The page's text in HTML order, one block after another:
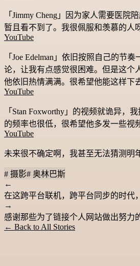
「Jimmy Cheng」因为家人需要医
暂且看不到了。我很佩服和羡慕的人
YouTube
「Joe Edelman」依旧按照自己的
论，让我有点感觉很困难。但是这个
他依旧热情满满。很希望他能这样下
YouTube
「Stan Foxworthy」的视频就诡异
的频率也很低，很希望他多发一些视
YouTube
未来很不确定啊，我甚至无法猜测明
# 摄影# 奥林巴斯
←
在这跨平台联机，跨平台同步的时代
→
感谢那些为了链接个人网站做出努力
← Back to All Stories